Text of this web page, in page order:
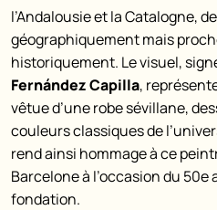
l’Andalousie et la Catalogne,
géographiquement mais
historiquement. Le visuel,
Fernández Capilla,
vêtue d’une robe sévillane,
couleurs classiques de
rend ainsi hommage à ce
Barcelone à l’occasion du 50e
fondation.